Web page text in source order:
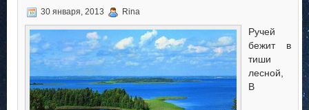
30 января, 2013 Rina
Ручей
бежит в
тиши
лесной,
В